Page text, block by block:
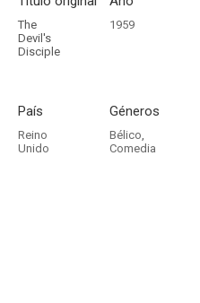
The
Devil's
Disciple
1959
País
Reino
Unido
Géneros
Bélico,
Comedia